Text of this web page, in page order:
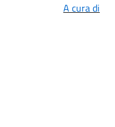
A cura di